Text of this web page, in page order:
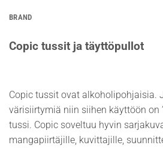
BRAND
Copic tussit ja täyttöpullot
Copic tussit ovat alkoholipohjaisia.
värisiirtymiä niin siihen käyttöön on
tussi. Copic soveltuu hyvin
mangapiirtäjille, kuvittajille,